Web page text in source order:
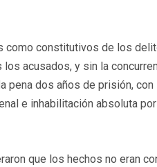
como constitutivos de los
acusados, y sin la
dos años de prisión,
e inhabilitación absoluta
que los hechos no eran